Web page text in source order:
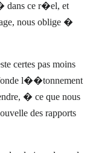
ce r�el, et
nous oblige �
certes pas moins
l��tonnement
� ce que nous
des rapports